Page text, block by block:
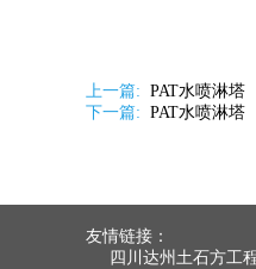
上一篇: PAT水喷淋塔
下一篇: PAT水喷淋塔
友情链接：
四川达州土石方工